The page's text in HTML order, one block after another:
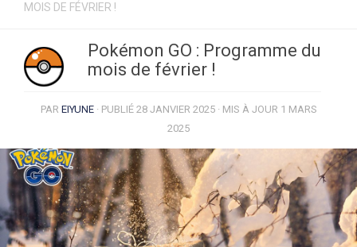
MOIS DE FÉVRIER !
Pokémon GO : Programme du
mois de février !
PAR EIYUNE · PUBLIÉ 28 JANVIER 2025· MIS À JOUR 1 MARS
2025